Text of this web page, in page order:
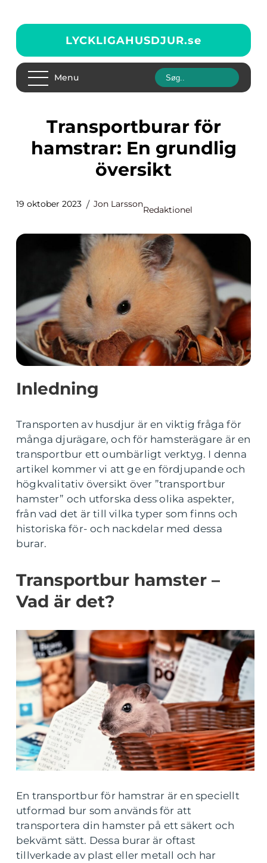
LYCKLIGAHUSDJUR.se
Menu
Transportburar för
hamstrar: En grundlig
översikt
19 oktober 2023 Jon Larsson
Redaktionel
Inledning
Transporten av husdjur är en viktig fråga för
många djurägare, och för hamsterägare är en
transportbur ett oumbärligt verktyg. I denna
artikel kommer vi att ge en fördjupande och
högkvalitativ översikt över ”transportbur
hamster” och utforska dess olika aspekter,
från vad det är till vilka typer som finns och
historiska för- och nackdelar med dessa
burar.
Transportbur hamster –
Vad är det?
En transportbur för hamstrar är en speciellt
utformad bur som används för att
transportera din hamster på ett säkert och
bekvämt sätt. Dessa burar är oftast
tillverkade av plast eller metall och har